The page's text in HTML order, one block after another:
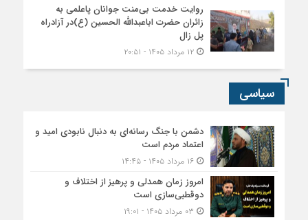
روایت خدمت بی‌منت جوانان پاعلمی به
زائران حضرت اباعبدالله الحسین (ع)در آزادراه
پل زال
۱۲ مرداد ۱۴۰۵ - ۲۰:۵۱
سیاسی
دشمن با جنگ رسانه‌ای به دنبال نابودی امید و
اعتماد مردم است
۱۶ مرداد ۱۴۰۵ - ۱۴:۴۵
امروز زمان همدلی و پرهیز از اختلاف و
دوقطبی‌سازی است